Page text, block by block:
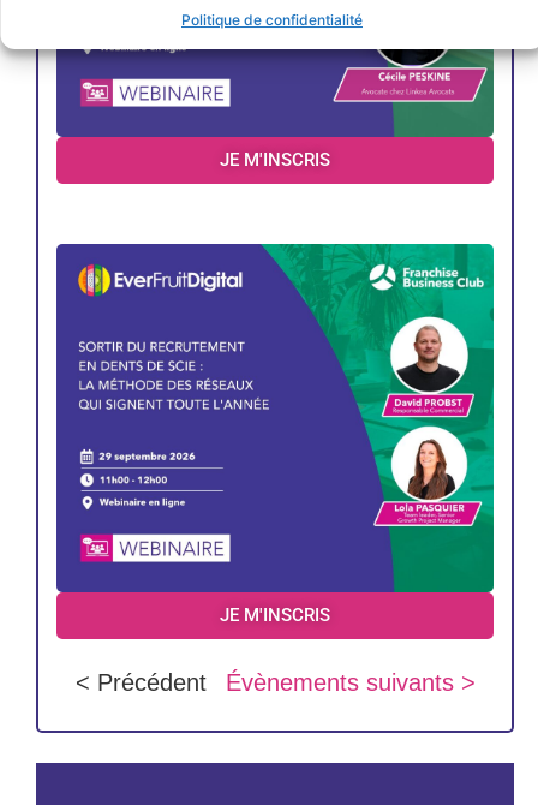
Politique de confidentialité
JE M'INSCRIS
JE M'INSCRIS
< Précédent Évènements suivants >